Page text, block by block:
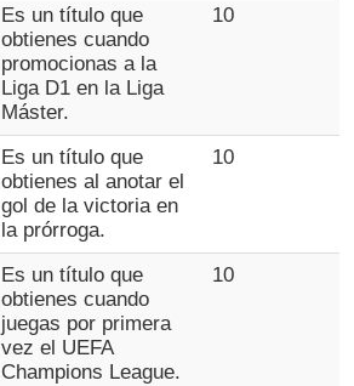
Es un título que
obtienes cuando
promocionas a la
Liga D1 en la Liga
Máster.
10
Es un título que
obtienes al anotar el
gol de la victoria en
la prórroga.
10
Es un título que
obtienes cuando
juegas por primera
vez el UEFA
Champions League.
10